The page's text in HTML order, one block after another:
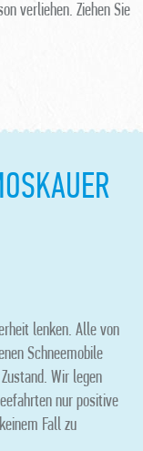
verliehen. Ziehen Sie
lenken. Alle von
Schneemobile
Wir legen
nur positive
Fall zu